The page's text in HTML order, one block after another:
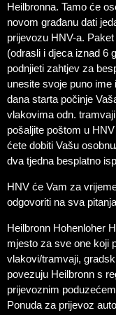
Heilbronna. Tamo će
novom građanu dati
prijevozu HNV-a.
(odrasli i djeca iznad 6
podnjieti zahtjev za
unesite svoje puno
dana starta počinje
vlakovima odn.
pošaljite poštom u
ćete dobiti Vašu
dva tjedna besplatno
HNV će Vam za
odgovoriti na sva
Heilbronn Hohenloher
mjesto za sve one koji
vlakovi/tramvaji,
povezuju Heilbronn s
prijevoznim
Ponuda za prijevoz